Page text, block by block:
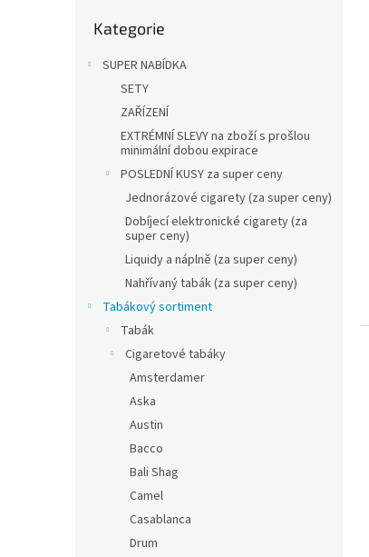
kategorie
Kategorie
SUPER NABÍDKA
SETY
ZAŘÍZENÍ
EXTRÉMNÍ SLEVY na zboží s prošlou
minimální dobou expirace
POSLEDNÍ KUSY za super ceny
Jednorázové cigarety (za super ceny)
Dobíjecí elektronické cigarety (za
super ceny)
Liquidy a náplně (za super ceny)
Nahřívaný tabák (za super ceny)
Tabákový sortiment
Tabák
Cigaretové tabáky
Amsterdamer
Aska
Austin
Bacco
Bali Shag
Camel
Casablanca
Drum